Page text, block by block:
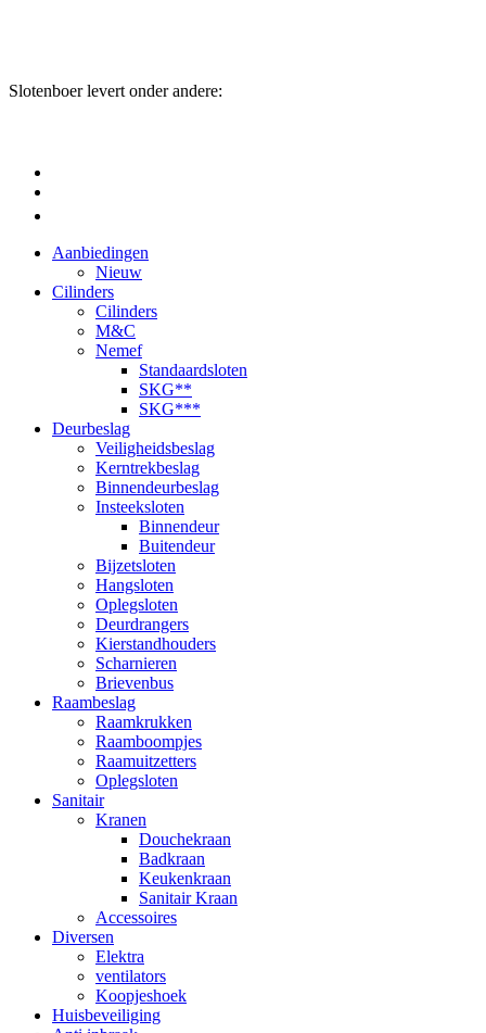
Slotenboer levert onder andere:
Aanbiedingen
Nieuw
Cilinders
Cilinders
M&C
Nemef
Standaardsloten
SKG**
SKG***
Deurbeslag
Veiligheidsbeslag
Kerntrekbeslag
Binnendeurbeslag
Insteeksloten
Binnendeur
Buitendeur
Bijzetsloten
Hangsloten
Oplegsloten
Deurdrangers
Kierstandhouders
Scharnieren
Brievenbus
Raambeslag
Raamkrukken
Raamboompjes
Raamuitzetters
Oplegsloten
Sanitair
Kranen
Douchekraan
Badkraan
Keukenkraan
Sanitair Kraan
Accessoires
Diversen
Elektra
ventilators
Koopjeshoek
Huisbeveiliging